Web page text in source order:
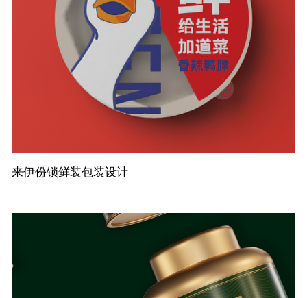
来伊份锁鲜装包装设计